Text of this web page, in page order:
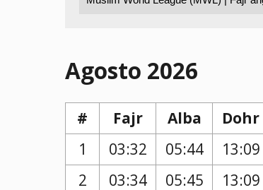
Agosto 2026
# Fajr Alba Dohr
1
03:32 05:44 13:09
2
03:34 05:45 13:09